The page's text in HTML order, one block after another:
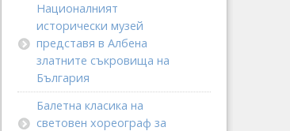
Националният
исторически музей
представя в Албена
златните съкровища на
България
Балетна класика на
световен хореограф за